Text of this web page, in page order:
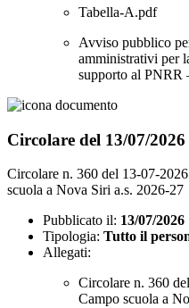
Tabella-A.pdf
Avviso pubblico
amministrativi per
supporto al PNRR
Circolare del 13/07/2026
Circolare n. 360 del 13-07-
scuola a Nova Siri a.s. 2026-27
Pubblicato il: 13/07/2026
Tipologia: Tutto il
Allegati:
Circolare n. 360
Campo scuola a